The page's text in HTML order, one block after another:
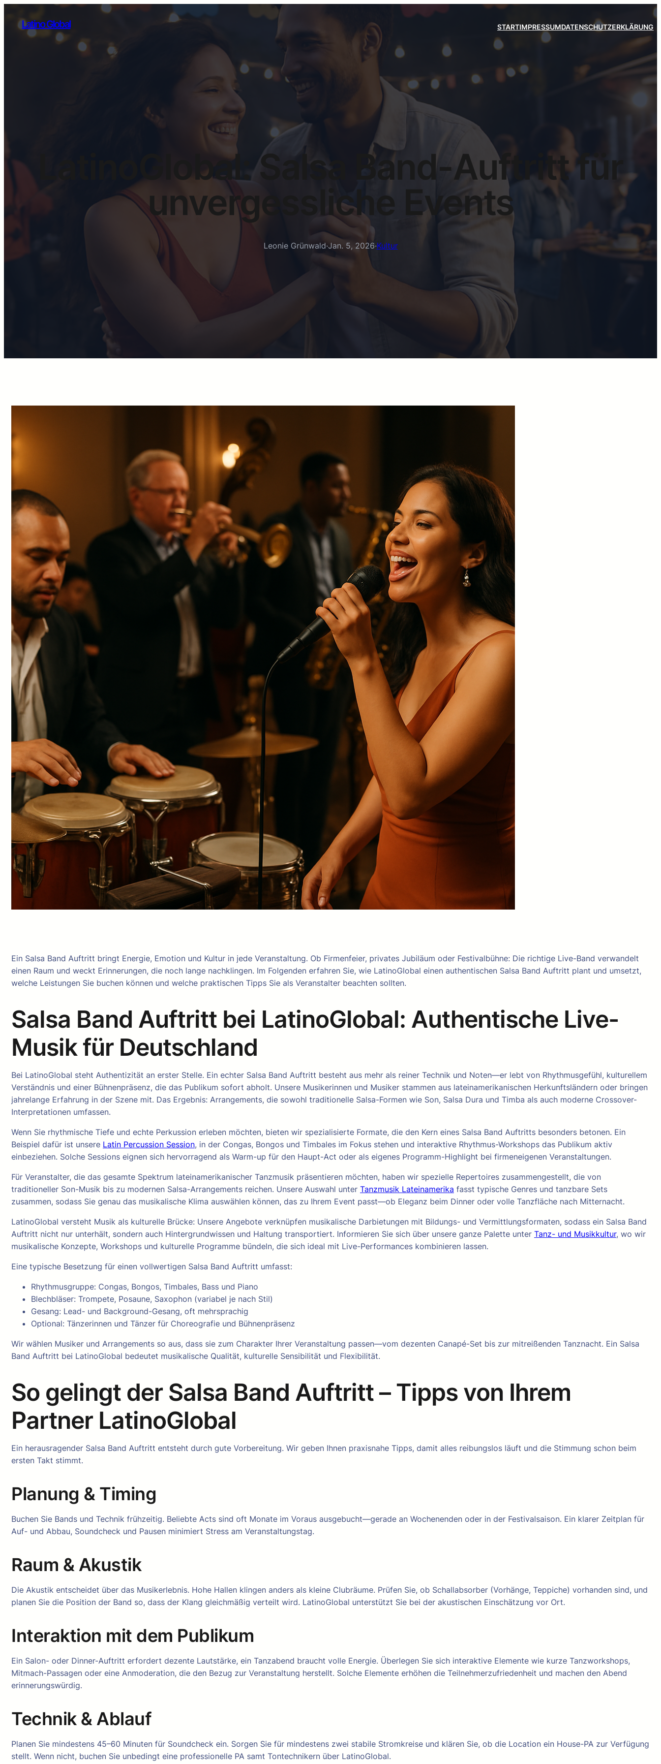
Latino Global STARTIMPRESSUMDATENSCHUTZERKLÄRUNG
LatinoGlobal: Salsa Band-Auftritt für
unvergessliche Events
Leonie Grünwald·Jan. 5, 2026·Kultur
Ein Salsa Band Auftritt bringt Energie, Emotion und Kultur in jede Veranstaltung. Ob Firmenfeier, privates Jubiläum oder Festivalbühne: Die richtige Live-Band verwandelt
einen Raum und weckt Erinnerungen, die noch lange nachklingen. Im Folgenden erfahren Sie, wie LatinoGlobal einen authentischen Salsa Band Auftritt plant und umsetzt,
welche Leistungen Sie buchen können und welche praktischen Tipps Sie als Veranstalter beachten sollten.
Salsa Band Auftritt bei LatinoGlobal: Authentische Live-
Musik für Deutschland
Bei LatinoGlobal steht Authentizität an erster Stelle. Ein echter Salsa Band Auftritt besteht aus mehr als reiner Technik und Noten—er lebt von Rhythmusgefühl, kulturellem
Verständnis und einer Bühnenpräsenz, die das Publikum sofort abholt. Unsere Musikerinnen und Musiker stammen aus lateinamerikanischen Herkunftsländern oder bringen
jahrelange Erfahrung in der Szene mit. Das Ergebnis: Arrangements, die sowohl traditionelle Salsa-Formen wie Son, Salsa Dura und Timba als auch moderne Crossover-
Interpretationen umfassen.
Wenn Sie rhythmische Tiefe und echte Perkussion erleben möchten, bieten wir spezialisierte Formate, die den Kern eines Salsa Band Auftritts besonders betonen. Ein
Beispiel dafür ist unsere Latin Percussion Session, in der Congas, Bongos und Timbales im Fokus stehen und interaktive Rhythmus-Workshops das Publikum aktiv
einbeziehen. Solche Sessions eignen sich hervorragend als Warm-up für den Haupt-Act oder als eigenes Programm-Highlight bei firmeneigenen Veranstaltungen.
Für Veranstalter, die das gesamte Spektrum lateinamerikanischer Tanzmusik präsentieren möchten, haben wir spezielle Repertoires zusammengestellt, die von
traditioneller Son-Musik bis zu modernen Salsa-Arrangements reichen. Unsere Auswahl unter Tanzmusik Lateinamerika fasst typische Genres und tanzbare Sets
zusammen, sodass Sie genau das musikalische Klima auswählen können, das zu Ihrem Event passt—ob Eleganz beim Dinner oder volle Tanzfläche nach Mitternacht.
LatinoGlobal versteht Musik als kulturelle Brücke: Unsere Angebote verknüpfen musikalische Darbietungen mit Bildungs- und Vermittlungsformaten, sodass ein Salsa Band
Auftritt nicht nur unterhält, sondern auch Hintergrundwissen und Haltung transportiert. Informieren Sie sich über unsere ganze Palette unter Tanz- und Musikkultur, wo wir
musikalische Konzepte, Workshops und kulturelle Programme bündeln, die sich ideal mit Live-Performances kombinieren lassen.
Eine typische Besetzung für einen vollwertigen Salsa Band Auftritt umfasst:
Rhythmusgruppe: Congas, Bongos, Timbales, Bass und Piano
Blechbläser: Trompete, Posaune, Saxophon (variabel je nach Stil)
Gesang: Lead- und Background-Gesang, oft mehrsprachig
Optional: Tänzerinnen und Tänzer für Choreografie und Bühnenpräsenz
Wir wählen Musiker und Arrangements so aus, dass sie zum Charakter Ihrer Veranstaltung passen—vom dezenten Canapé-Set bis zur mitreißenden Tanznacht. Ein Salsa
Band Auftritt bei LatinoGlobal bedeutet musikalische Qualität, kulturelle Sensibilität und Flexibilität.
So gelingt der Salsa Band Auftritt – Tipps von Ihrem
Partner LatinoGlobal
Ein herausragender Salsa Band Auftritt entsteht durch gute Vorbereitung. Wir geben Ihnen praxisnahe Tipps, damit alles reibungslos läuft und die Stimmung schon beim
ersten Takt stimmt.
Planung & Timing
Buchen Sie Bands und Technik frühzeitig. Beliebte Acts sind oft Monate im Voraus ausgebucht—gerade an Wochenenden oder in der Festivalsaison. Ein klarer Zeitplan für
Auf- und Abbau, Soundcheck und Pausen minimiert Stress am Veranstaltungstag.
Raum & Akustik
Die Akustik entscheidet über das Musikerlebnis. Hohe Hallen klingen anders als kleine Clubräume. Prüfen Sie, ob Schallabsorber (Vorhänge, Teppiche) vorhanden sind, und
planen Sie die Position der Band so, dass der Klang gleichmäßig verteilt wird. LatinoGlobal unterstützt Sie bei der akustischen Einschätzung vor Ort.
Interaktion mit dem Publikum
Ein Salon- oder Dinner-Auftritt erfordert dezente Lautstärke, ein Tanzabend braucht volle Energie. Überlegen Sie sich interaktive Elemente wie kurze Tanzworkshops,
Mitmach-Passagen oder eine Anmoderation, die den Bezug zur Veranstaltung herstellt. Solche Elemente erhöhen die Teilnehmerzufriedenheit und machen den Abend
erinnerungswürdig.
Technik & Ablauf
Planen Sie mindestens 45–60 Minuten für Soundcheck ein. Sorgen Sie für mindestens zwei stabile Stromkreise und klären Sie, ob die Location ein House-PA zur Verfügung
stellt. Wenn nicht, buchen Sie unbedingt eine professionelle PA samt Tontechnikern über LatinoGlobal.